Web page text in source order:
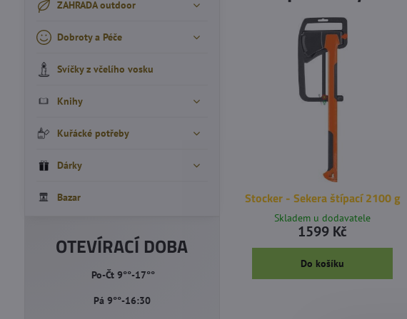
Stocker - Sekera štípací 2100 g
Skladem u dodavatele
1599 Kč
Do košíku
ZAHRADA outdoor
Dobroty a Péče
Svíčky z včelího vosku
Knihy
Kuřácké potřeby
Dárky
Bazar
OTEVÍRACÍ DOBA
Po-Čt 9°°-17°°
Pá 9°°-16:30